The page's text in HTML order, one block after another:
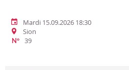
Mardi 15.09.2026 18:30
Sion
N°
39